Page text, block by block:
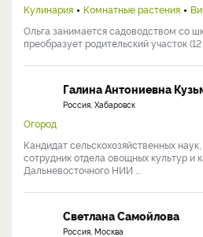
Кулинария
Комнатные растения
Ольга занимается садоводством со
преобразует родительский участок (12
Галина Антониевна
Россия, Хабаровск
Огород
Кандидат сельскохозяйственных
сотрудник отдела овощных культур и
Дальневосточного НИИ ...
Светлана Самойлова
Россия, Москва